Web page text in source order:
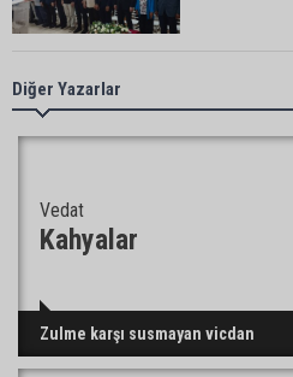
dönüştü
Adana’da
Yumurtalık’ta
kaldırımlar
Diğer Yazarlar
Vedat
Kahyalar
Zulme karşı susmayan vicdan